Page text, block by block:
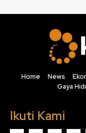
Home News
Gaya
Ikuti Kami